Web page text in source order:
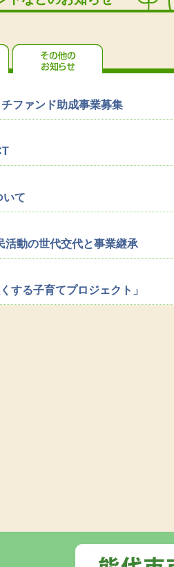
お知らせ
登録団体からのお知らせ
ファンド助成事業募集
いて
活動の世代交代と事業継承
する子育てプロジェクト」